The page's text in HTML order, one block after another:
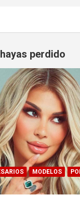
perdido
MODELOS